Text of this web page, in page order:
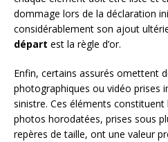
dommage lors de la déclaration
considérablement son ajout
départ est la règle d’or.
Enfin, certains assurés omettent
photographiques ou vidéo prises
sinistre. Ces éléments constituent
photos horodatées, prises sous
repères de taille, ont une valeur